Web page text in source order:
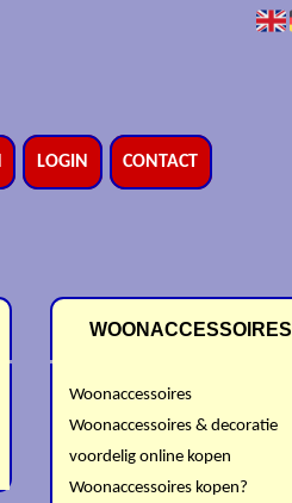
LOGIN CONTACT
WOONACCESSOIRES
Woonaccessoires
Woonaccessoires & decoratie
voordelig online kopen
Woonaccessoires kopen?